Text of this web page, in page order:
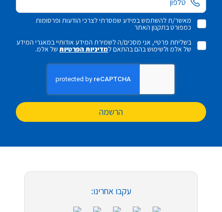
מאשר/ת להשתמש במידע שמסרתי לצרכי הודעות ופרסומות
כמפורט בתקנון האתר
בשליחת פרטיי, אני מסכים/ה לשמירת המידע אודותיי במאגרי המידע
של אלמ ולשימוש בהם בהתאם למדיניות הפרטיותשל אלמ.
הרשמה
עקבו אחרינו: